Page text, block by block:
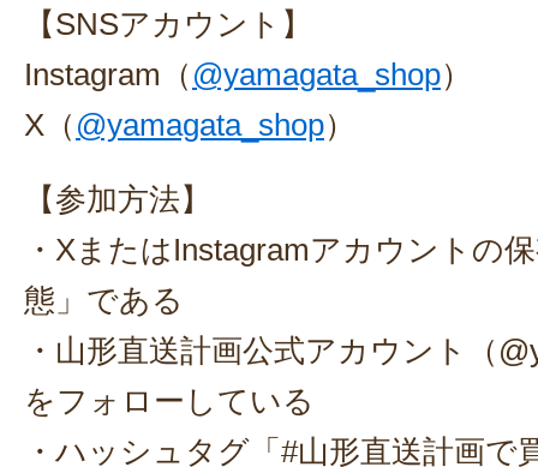
【SNSアカウント】
Instagram（ @yamagata_shop）
X（ @yamagata_shop）
【参加方法】
・XまたはInstagramアカウントの
態」である
・山形直送計画公式アカウント（
をフォローしている
・ハッシュタグ「#山形直送計画で